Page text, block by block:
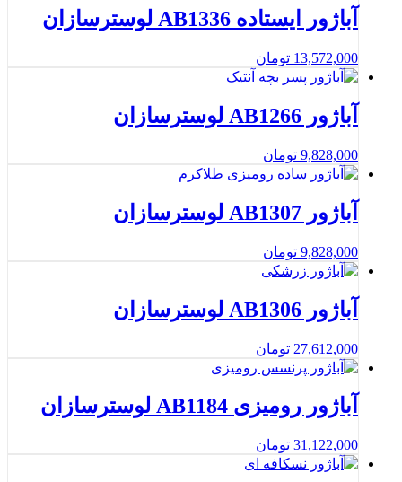
آباژور ایستاده AB1336 لوسترسازان
13,572,000 تومان
آباژور AB1266 لوسترسازان
9,828,000 تومان
آباژور AB1307 لوسترسازان
9,828,000 تومان
آباژور AB1306 لوسترسازان
27,612,000 تومان
آباژور رومیزی AB1184 لوسترسازان
31,122,000 تومان